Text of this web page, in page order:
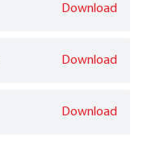
Download
Download
Download